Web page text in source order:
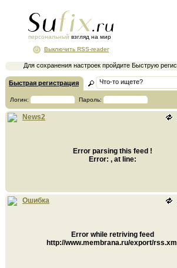
персональный взгляд на мир
Для сохранения настроек пройдите Быструю
Выключить RSS-reader
Быстрая регистрация
Логин: Пароль:
News2
Error parsing this feed !
Error: , at line:
Ошибка
Error while retriving feed
http://www.membrana.ru/export/rss.xml